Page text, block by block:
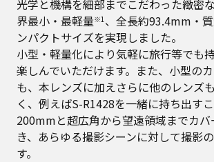
光学と機構を細部までこだわった緻密
界最小・最軽量※1 、全長約93.4mm・
ンパクトサイズを実現しました。
小型・軽量化により気軽に旅行等でも
楽しんでいただけます。また、小型の
も、本レンズに加えさらに他のレンズ
く、例えばS-R1428を一緒に持ち出す
200mmと超広角から望遠領域までカ
き、あらゆる撮影シーンに対して撮影
す。